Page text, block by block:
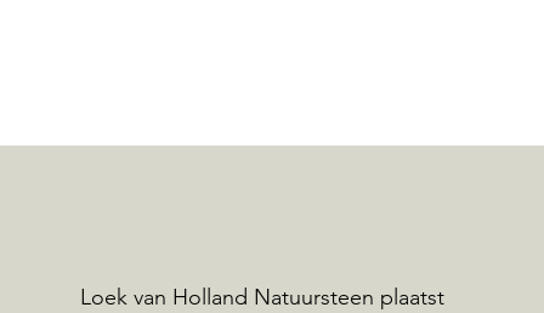
Loek van Holland Natuursteen plaatst